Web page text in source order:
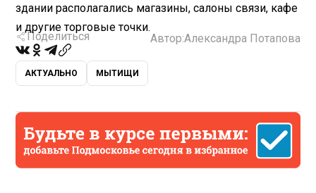
здании располагались магазины, салоны связи, кафе
и другие торговые точки.
Поделиться Автор:Александра Потапова
АКТУАЛЬНО МЫТИЩИ